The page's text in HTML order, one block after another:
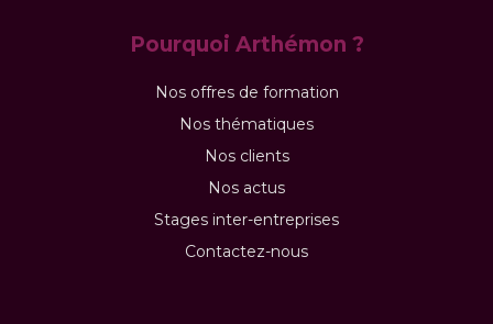
Pourquoi Arthémon ?
Nos offres de formation
Nos thématiques
Nos clients
Nos actus
Stages inter-entreprises
Contactez-nous